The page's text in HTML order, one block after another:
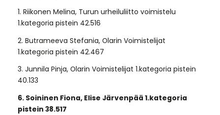
1. Riikonen Melina, Turun urheiluliitto voimistelu
1.kategoria pistein 42.516
2. Butrameeva Stefania, Olarin Voimistelijat
1.kategoria pistein 42.467
3. Junnila Pinja, Olarin Voimistelijat 1.kategoria pistein
40.133
6. Soininen Fiona, Elise Järvenpää 1.kategoria
pistein 38.517